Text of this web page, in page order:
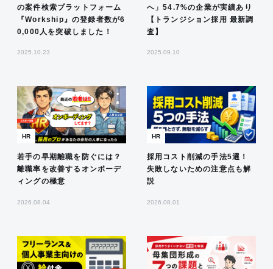
の案件検索プラットフォーム
『Workship』の登録者数が6
0,000人を突破しました！
2025.10.23
へ」54.7%の企業が実績あり
【トランジション採用 最新調
査】
2025.09.10
HR
若手の早期離職を防ぐには？
離職率を改善するオンボーデ
ィングの極意
2026.08.04
HR
採用コスト削減の手法5選！
失敗しないための注意点も解
説
2026.08.01